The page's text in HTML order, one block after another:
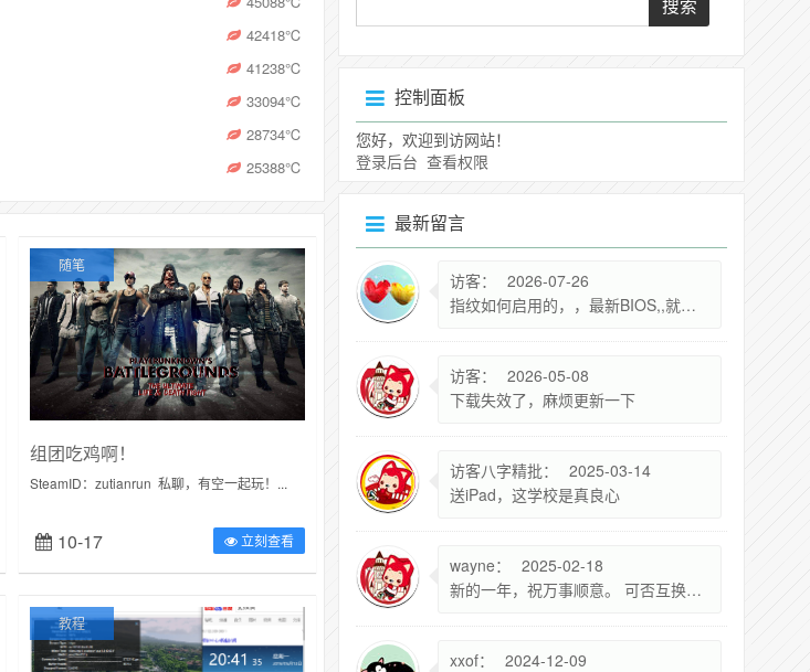
42418℃
41238℃
33094℃
28734℃
25388℃
随笔
组团吃鸡啊！
SteamID：zutianrun 私聊，有空一起玩！...
10-17 立刻查看
教程
控制面板
您好，欢迎到访网站！
登录后台 查看权限
最新留言
访客：
2026-07-26
指纹如何启用的，，最新BIOS,,就差这
访客：
2026-05-08
下载失效了，麻烦更新一下
访客八字精批：
2025-03-14
送iPad，这学校是真良心
wayne：
2025-02-18
新的一年，祝万事顺意。 可否互换友链，新站上线，面向科技资讯，现谷歌收录200+ name: Aidea资讯脉动 link: https://Aidea.im photo:https://cravatar.cn/avatar/a561920f36aadab81600e88a5438d41b?s=300 descr: 关注最新科技动态，洞悉未来创新趋势 已加入全局Footer，望贵站成全
xxof：
2024-12-09